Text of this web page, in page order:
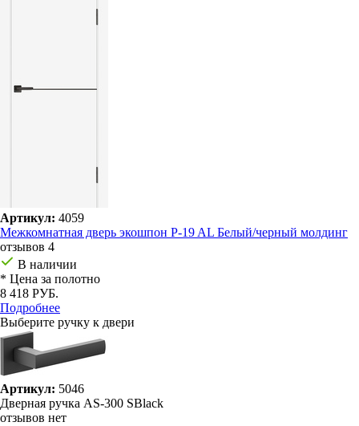
Артикул: 4059
Межкомнатная дверь экошпон P-19 AL Белый/черный молдинг
отзывов 4
В наличии
* Цена за полотно
8 418 РУБ.
Подробнее
Выберите ручку к двери
Артикул: 5046
Дверная ручка AS-300 SBlack
отзывов нет